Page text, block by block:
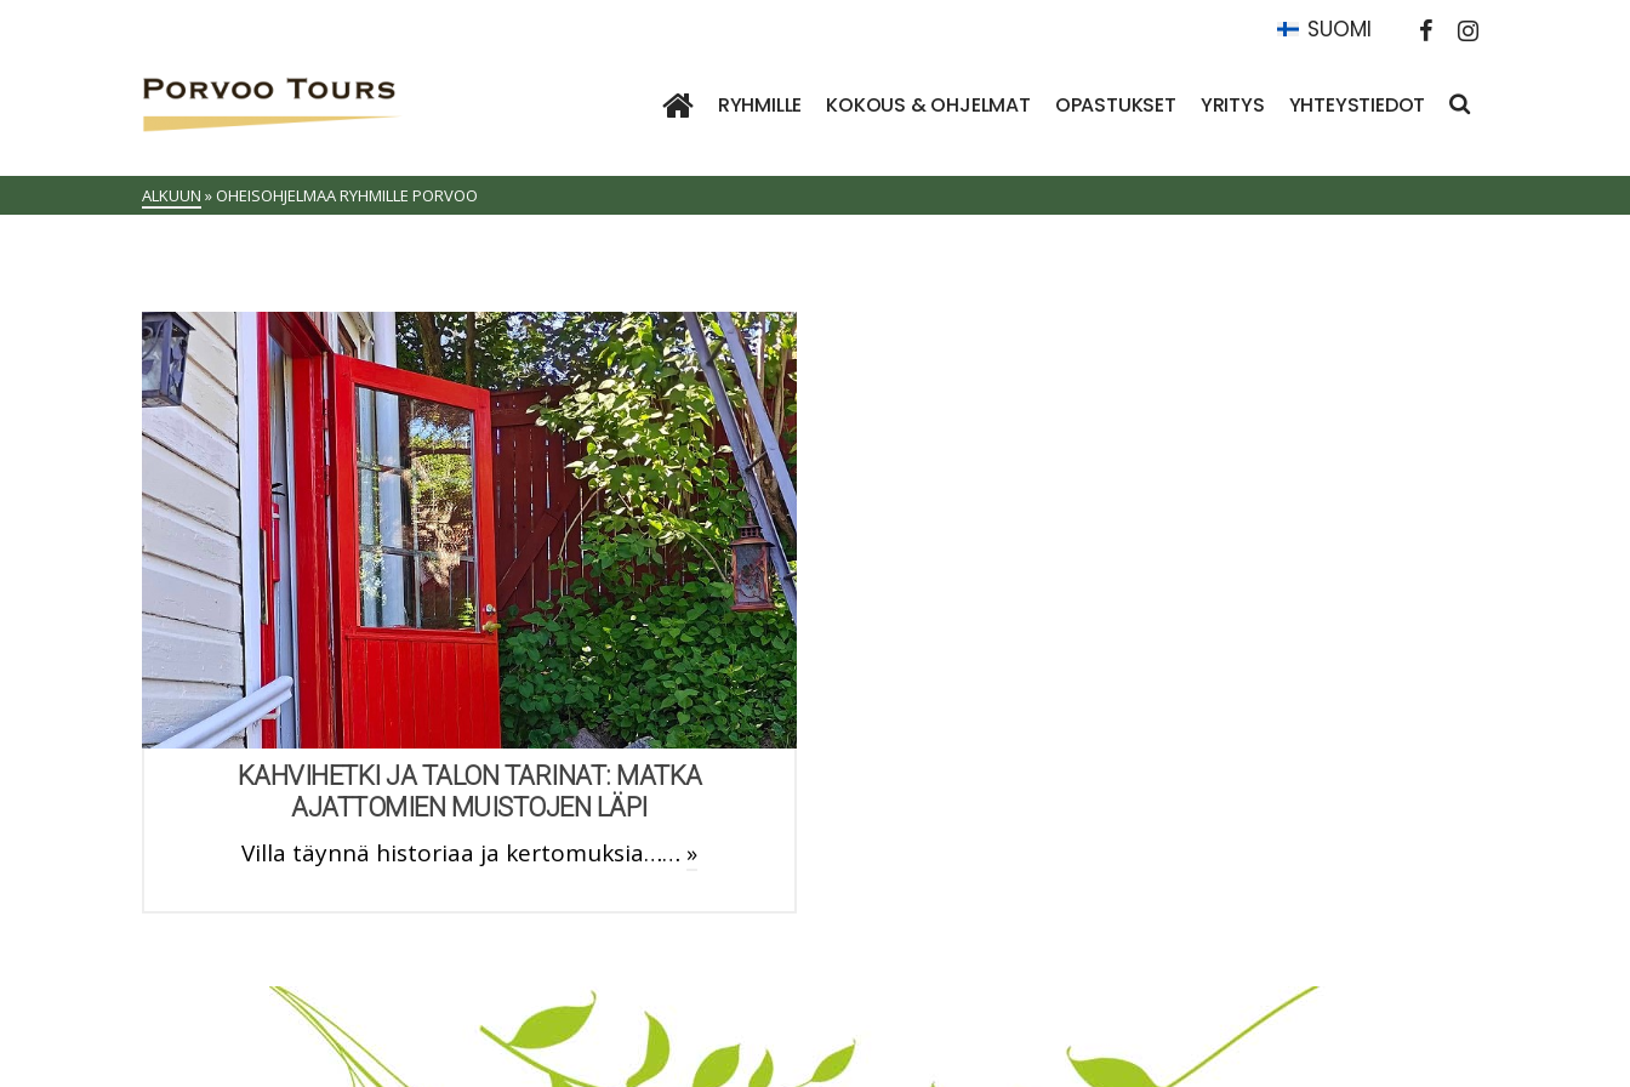
SUOMI
RYHMILLE KOKOUS & OHJELMAT OPASTUKSET YRITYS YHTEYSTIEDOT
ALKUUN » OHEISOHJELMAA RYHMILLE PORVOO
KAHVIHETKI JA TALON TARINAT: MATKA
AJATTOMIEN MUISTOJEN LÄPI
Villa täynnä historiaa ja kertomuksia…… »